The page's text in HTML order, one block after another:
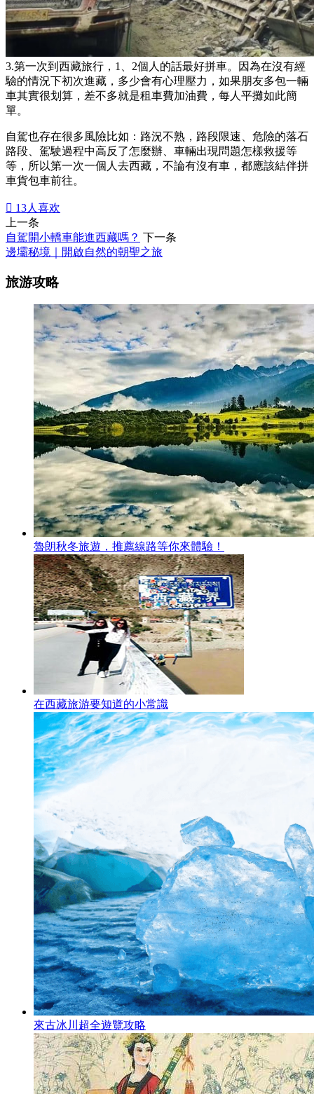
3.第一次到西藏旅行，1、2個人的話最好拼車。因為在沒有經
驗的情況下初次進藏，多少會有心理壓力，如果朋友多包一輛
車其實很划算，差不多就是租車費加油費，每人平攤如此簡
單。
自駕也存在很多風險比如：路況不熟，路段限速、危險的落石
路段、駕駛過程中高反了怎麼辦、車輛出現問題怎樣救援等
等，所以第一次一個人去西藏，不論有沒有車，都應該結伴拼
車貨包車前往。
 13人喜欢
上一条
自駕開小轎車能進西藏嗎？ 下一条
邊壩秘境｜開啟自然的朝聖之旅
旅游攻略
魯朗秋冬旅遊，推薦線路等你來體驗！
在西藏旅游要知道的小常識
來古冰川超全遊覽攻略